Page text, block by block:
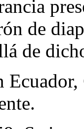
de
de